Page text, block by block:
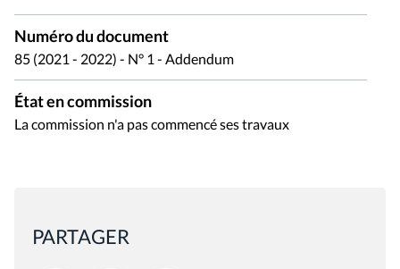
Numéro du document
85 (2021 - 2022) - N° 1 - Addendum
État en commission
La commission n'a pas commencé ses travaux
PARTAGER